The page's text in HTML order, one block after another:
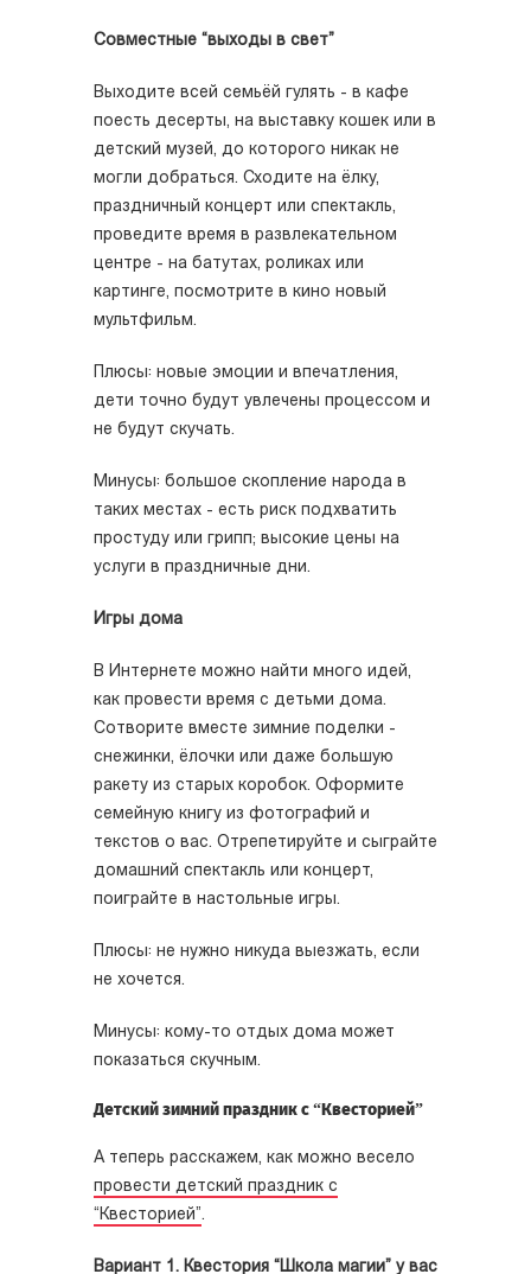
Совместные “выходы в свет”
Выходите всей семьёй гулять - в кафе
поесть десерты, на выставку кошек или в
детский музей, до которого никак не
могли добраться. Сходите на ёлку,
праздничный концерт или спектакль,
проведите время в развлекательном
центре - на батутах, роликах или
картинге, посмотрите в кино новый
мультфильм.
Плюсы: новые эмоции и впечатления,
дети точно будут увлечены процессом и
не будут скучать.
Минусы: большое скопление народа в
таких местах - есть риск подхватить
простуду или грипп; высокие цены на
услуги в праздничные дни.
Игры дома
В Интернете можно найти много идей,
как провести время с детьми дома.
Сотворите вместе зимние поделки -
снежинки, ёлочки или даже большую
ракету из старых коробок. Оформите
семейную книгу из фотографий и
текстов о вас. Отрепетируйте и сыграйте
домашний спектакль или концерт,
поиграйте в настольные игры.
Плюсы: не нужно никуда выезжать, если
не хочется.
Минусы: кому-то отдых дома может
показаться скучным.
Детский зимний праздник с “Квесторией”
А теперь расскажем, как можно весело
провести детский праздник с
“Квесторией”.
Вариант 1. Квестория “Школа магии” у вас